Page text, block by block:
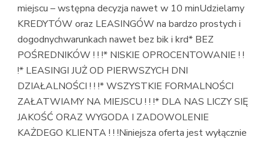
miejscu – wstępna decyzja nawet w 10 minUdzielamy
KREDYTÓW oraz LEASINGÓW na bardzo prostych i
dogodnychwarunkach nawet bez bik i krd* BEZ
POŚREDNIKÓW ! ! !* NISKIE OPROCENTOWANIE ! !
!* LEASINGI JUŻ OD PIERWSZYCH DNI
DZIAŁALNOŚCI ! ! !* WSZYSTKIE FORMALNOŚCI
ZAŁATWIAMY NA MIEJSCU ! ! !* DLA NAS LICZY SIĘ
JAKOŚĆ ORAZ WYGODA I ZADOWOLENIE
KAŻDEGO KLIENTA ! ! !Niniejsza oferta jest wyłącznie